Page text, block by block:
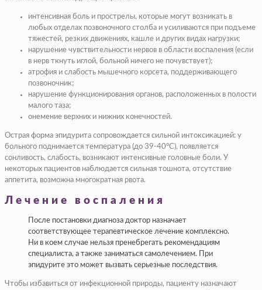
интенсивная боль и прострелы, которые могут возникать в
любых отделах позвоночного столба и усиливаются при подъеме
тяжестей, резких движениях, кашле и других видах нагрузки;
нарушение чувствительности нервов в области воспаления (если
в нерв ткнуть иглой, больной ничего не почувствует);
атрофия и слабость мышечного корсета, поддерживающего
позвоночник;
нарушение функционирования органов, расположенных в полости
малого таза;
онемение верхних и нижних конечностей.
Острая форма эпидурита сопровождается сильной интоксикацией: у
больного поднимается температура (до 39-40°С), появляется
сонливость, слабость, возникают интенсивные головные боли. У
некоторых пациентов наблюдается сильная тошнота, отсутствие
аппетита, возможна многократная рвота.
Лечение воспаления
После постановки диагноза доктор назначает
соответствующее терапевтическое лечение комплексно.
Ни в коем случае нельзя пренебрегать рекомендациям
специалиста, а также заниматься самолечением. При
эпидурите это может вызвать серьезные последствия.
Чтобы избавиться от инфекционной природы, пациенту назначают